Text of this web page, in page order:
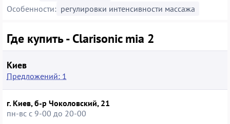
Особенности: регулировки интенсивности массажа
Где купить - Clarisonic mia 2
Киев
Предложений: 1
г. Киев, б-р Чоколовский, 21
пн-вс с 9-00 до 20-00